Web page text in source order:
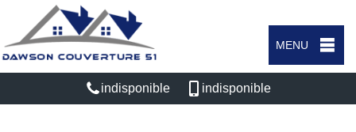
MENU
indisponible indisponible